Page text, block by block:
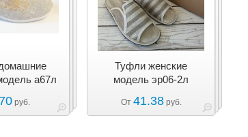
а67л
руб.
Туфли женские
модель эр06-2л
От 41.38руб.